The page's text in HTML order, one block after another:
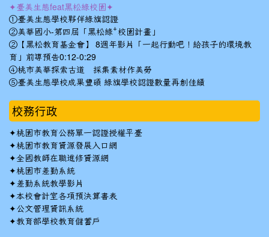
✦臺美生態feat黑松綠校園✦
①臺美生態學校夥伴綠旗認證
②美華國小-第四屆「黑松綠⁺校園計畫」
②【黑松教育基金會】 8週年影片「一起行動吧！給孩子的環境教
育」前導預告0:12-0:29
④桃市美華探索古道 採集素材作美勞
⑤臺美生態學校成果豐碩 綠旗學校認證數量再創佳績
校務行政
✦桃園市教育公務單一認證授權平臺
✦桃園市教育資源發展入口網
✦全國教師在職進修資源網
✦桃園市差勤系統
✦ 差勤系統教學影片
✦本校會計室各項預決算書表
✦公文管理資訊系統
✦教育部學校教育儲蓄戶